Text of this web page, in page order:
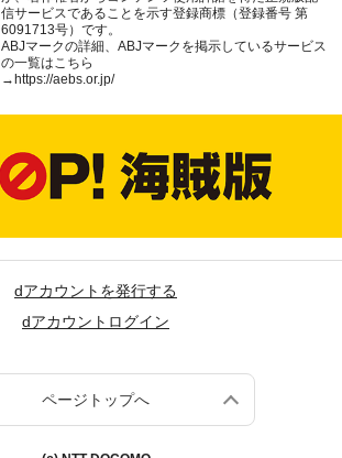
信サービスであることを示す登録商標（登録番号 第
6091713号）です。
ABJマークの詳細、ABJマークを掲示しているサービス
の一覧はこちら
→ https://aebs.or.jp/
dアカウントを発行する
dアカウントログイン
ページトップへ